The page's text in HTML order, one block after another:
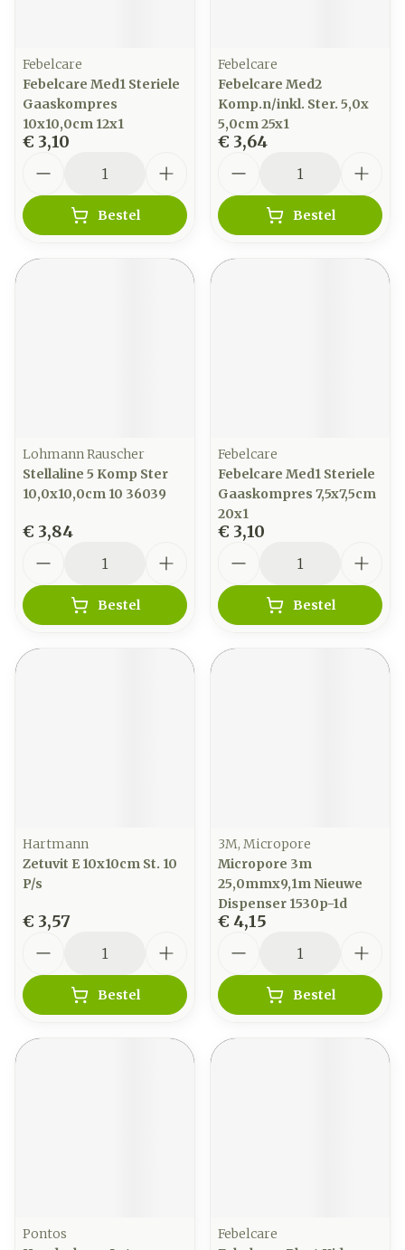
Febelcare
Febelcare Med1 Steriele
Gaaskompres
10x10,0cm 12x1
€ 3,10
Bestel
Febelcare
Febelcare Med2
Komp.n/inkl. Ster. 5,0x
5,0cm 25x1
€ 3,64
Bestel
Lohmann Rauscher
Stellaline 5 Komp Ster
10,0x10,0cm 10 36039
€ 3,84
Bestel
Febelcare
Febelcare Med1 Steriele
Gaaskompres 7,5x7,5cm
20x1
€ 3,10
Bestel
Hartmann
Zetuvit E 10x10cm St. 10
P/s
€ 3,57
Bestel
3M, Micropore
Micropore 3m
25,0mmx9,1m Nieuwe
Dispenser 1530p-1d
€ 4,15
Bestel
Pontos
Febelcare